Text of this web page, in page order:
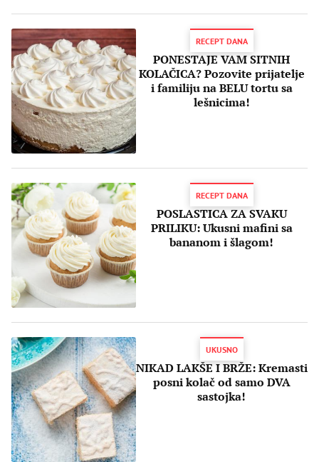
RECEPT DANA
PONESTAJE VAM SITNIH
KOLAČICA? Pozovite prijatelje
i familiju na BELU tortu sa
lešnicima!
RECEPT DANA
POSLASTICA ZA SVAKU
PRILIKU: Ukusni mafini sa
bananom i šlagom!
UKUSNO
NIKAD LAKŠE I BRŽE: Kremasti
posni kolač od samo DVA
sastojka!